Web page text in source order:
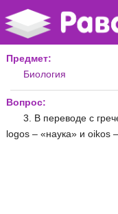
Предмет:
Биология
Вопрос:
3. В переводе с
logos – «наука» и oikos –